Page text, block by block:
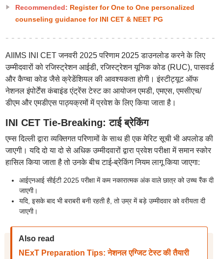
Recommended: Register for One to One personalized
counseling guidance for INI CET & NEET PG
AIIMS INI CET जनवरी 2025 परिणाम 2025 डाउनलोड करने के लिए
उम्मीदवारों को रजिस्ट्रेशन आईडी, रजिस्ट्रेशन यूनिक कोड (RUC), पासवर्ड
और कैप्चा कोड जैसे क्रेडेंशियल की आवश्यकता होगी। इंस्टीट्यूट ऑफ
नेशनल इंपोर्टेंस कंबाइंड एंट्रेंस टेस्ट का आयोजन एमडी, एमएस, एमसीएच/
डीएम और एमडीएस पाठ्यक्रमों में प्रवेश के लिए किया जाता है।
INI CET Tie-Breaking: टाई ब्रेकिंग
एम्स दिल्ली द्वारा व्यक्तिगत परिणामों के साथ ही एक मेरिट सूची भी अपलोड की
जाएगी। यदि दो या दो से अधिक उम्मीदवारों द्वारा प्रवेश परीक्षा में समान स्कोर
हासिल किया जाता है तो उनके बीच टाई-ब्रेकिंग नियम लागू किया जाएगा:
आईएनआई सीईटी 2025 परीक्षा में कम नकारात्मक अंक वाले छात्र को उच्च रैंक दी
जाएगी।
यदि, इसके बाद भी बराबरी बनी रहती है, तो उम्र में बड़े उम्मीदवार को वरीयता दी
जाएगी।
Also read
NExT Preparation Tips: नेशनल एग्जिट टेस्ट की तैयारी